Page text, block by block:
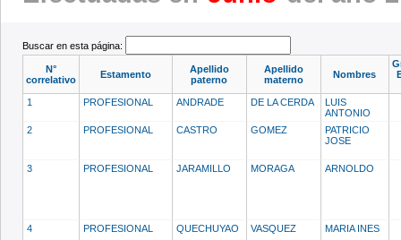
Buscar en esta página:
N°
correlativo
Estamento
Apellido
paterno
Apellido
materno
Nombres
1 PROFESIONAL ANDRADE DE LA CERDA
LUIS
ANTONIO
2
PROFESIONAL CASTRO GOMEZ
PATRICIO
JOSE
3 PROFESIONAL JARAMILLO MORAGA ARNOLDO
4 PROFESIONAL QUECHUYAO VASQUEZ MARIA INES